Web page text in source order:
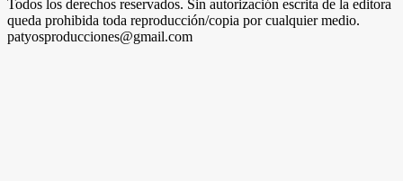
Todos los derechos reservados. Sin autorización escrita de la editora
queda prohibida toda reproducción/copia por cualquier medio.
patyosproducciones@gmail.com